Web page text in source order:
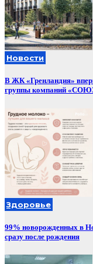
Новости
В ЖК «Гренландия»
группы компаний
Здоровье
99% новорожденных в
сразу после рождения